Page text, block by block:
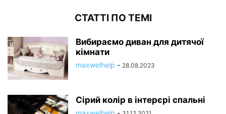
СТАТТІ ПО ТЕМІ
Вибираємо диван для дитячої
кімнати
maxwelhelp - 28.08.2023
Сірий колір в інтерєрі спальні